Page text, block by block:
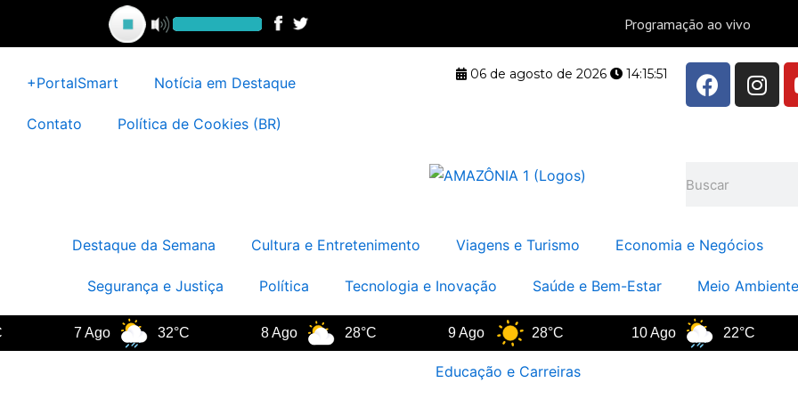
conteúdo
+PortalSmart Notícia em Destaque
Contato Política de Cookies (BR)
06 de agosto de 2026 14:15:52
F
a
o
I
n
m
Destaque da Semana Cultura e Entretenimento Viagens e Turismo Economia e Negócios
Segurança e Justiça Política Tecnologia e Inovação Saúde e Bem-Estar Meio
32°C 28°C 28°C 22°C
Educação e Carreiras